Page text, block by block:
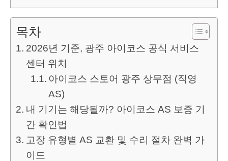
목차
2026년 기준, 광주 아이코스 공식 서비스
센터 위치
아이코스 스토어 광주 상무점 (직영
AS)
내 기기는 해당될까? 아이코스 AS 보증 기
간 확인법
고장 유형별 AS 교환 및 수리 절차 완벽 가
이드